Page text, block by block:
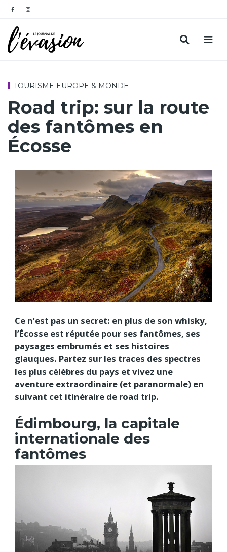
TOURISME EUROPE & MONDE
Road trip: sur la route
des fantômes en
Écosse
Ce n’est pas un secret: en plus de son whisky,
l’Écosse est réputée pour ses fantômes, ses
paysages embrumés et ses histoires
glauques. Partez sur les traces des spectres
les plus célèbres du pays et vivez une
aventure extraordinaire (et paranormale) en
suivant cet itinéraire de road trip.
Édimbourg, la capitale
internationale des
fantômes